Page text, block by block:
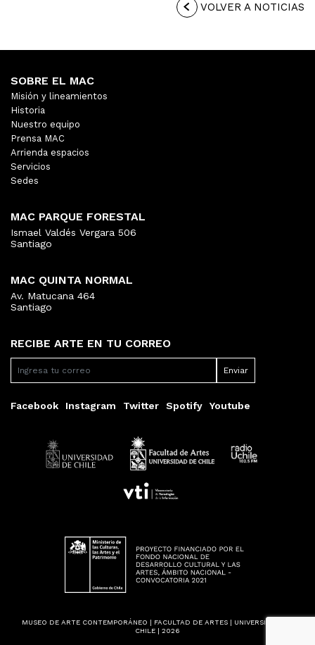
VOLVER A NOTICIAS
RECIBE ARTE EN TU CORREO
Facebook Instagram Twitter Spotify Youtube
SOBRE EL MAC
Misión y lineamientos
Historia
Nuestro equipo
Prensa MAC
Arrienda espacios
Servicios
Sedes
MAC PARQUE FORESTAL
Ismael Valdés Vergara 506
Santiago
MAC QUINTA NORMAL
Av. Matucana 464
Santiago
MUSEO DE ARTE CONTEMPORÁNEO | FACULTAD DE ARTES | UNIVERSIDAD DE
CHILE | 2026